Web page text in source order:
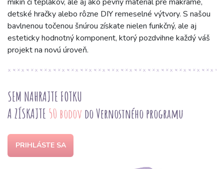
detské hračky alebo rôzne DIY remeselné výtvory. S našou
bavlnenou točenou šnúrou získate nielen funkčný, ale aj
esteticky hodnotný komponent, ktorý pozdvihne každý váš
projekt na novú úroveň.
SEM NAHRAJTE FOTKU
A ZÍSKAJTE 50 bodov do Vernostného programu
PRIHLÁSTE SA